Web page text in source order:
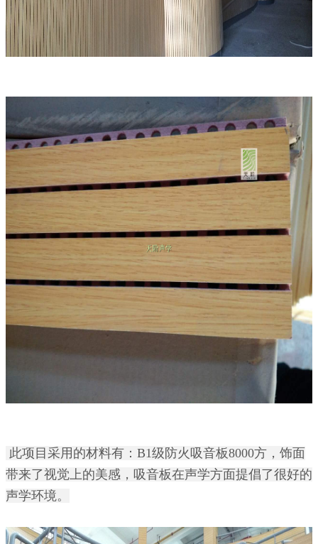
此项目采用的材料有：B1级防火吸音板8000方，饰面
带来了视觉上的美感，吸音板在声学方面提倡了很好的
声学环境。